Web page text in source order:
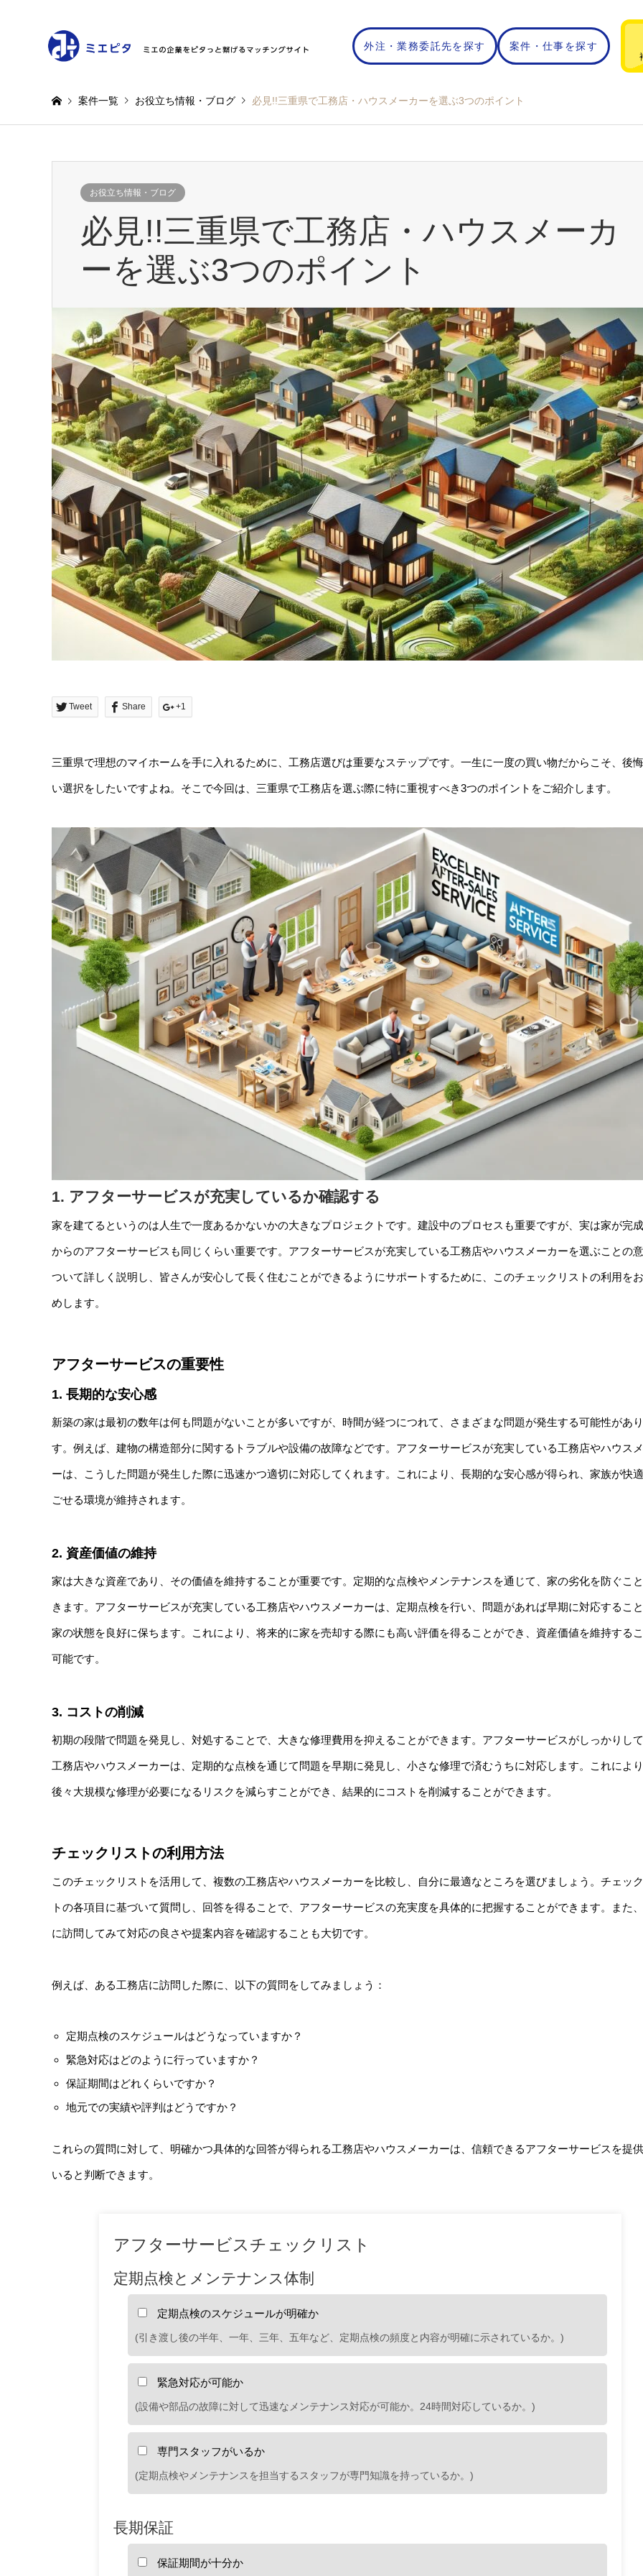
外注・業務委託先を探す 案件・仕事を探す
案件一覧 お役立ち情報・ブログ 必見!!三重県で工務店・ハウスメーカーを選ぶ3つのポイント
お役立ち情報・ブログ
必見!!三重県で工務店・ハウスメーカ
ーを選ぶ3つのポイント
Tweet Share +1
三重県で理想のマイホームを手に入れるために、工務店選びは重要なステップです。一生に一度の買い物だからこそ、後
い選択をしたいですよね。そこで今回は、三重県で工務店を選ぶ際に特に重視すべき3つのポイントをご紹介します。
1. アフターサービスが充実しているか確認する
家を建てるというのは人生で一度あるかないかの大きなプロジェクトです。建設中のプロセスも重要ですが、実は家が完
からのアフターサービスも同じくらい重要です。アフターサービスが充実している工務店やハウスメーカーを選ぶことの
ついて詳しく説明し、皆さんが安心して長く住むことができるようにサポートするために、このチェックリストの利用を
めします。
アフターサービスの重要性
1. 長期的な安心感
新築の家は最初の数年は何も問題がないことが多いですが、時間が経つにつれて、さまざまな問題が発生する可能性があ
す。例えば、建物の構造部分に関するトラブルや設備の故障などです。アフターサービスが充実している工務店やハウス
ーは、こうした問題が発生した際に迅速かつ適切に対応してくれます。これにより、長期的な安心感が得られ、家族が快
ごせる環境が維持されます。
2. 資産価値の維持
家は大きな資産であり、その価値を維持することが重要です。定期的な点検やメンテナンスを通じて、家の劣化を防ぐこ
きます。アフターサービスが充実している工務店やハウスメーカーは、定期点検を行い、問題があれば早期に対応するこ
家の状態を良好に保ちます。これにより、将来的に家を売却する際にも高い評価を得ることができ、資産価値を維持する
可能です。
3. コストの削減
初期の段階で問題を発見し、対処することで、大きな修理費用を抑えることができます。アフターサービスがしっかりし
工務店やハウスメーカーは、定期的な点検を通じて問題を早期に発見し、小さな修理で済むうちに対応します。これによ
後々大規模な修理が必要になるリスクを減らすことができ、結果的にコストを削減することができます。
チェックリストの利用方法
このチェックリストを活用して、複数の工務店やハウスメーカーを比較し、自分に最適なところを選びましょう。チェッ
トの各項目に基づいて質問し、回答を得ることで、アフターサービスの充実度を具体的に把握することができます。また
に訪問してみて対応の良さや提案内容を確認することも大切です。
例えば、ある工務店に訪問した際に、以下の質問をしてみましょう：
定期点検のスケジュールはどうなっていますか？
緊急対応はどのように行っていますか？
保証期間はどれくらいですか？
地元での実績や評判はどうですか？
これらの質問に対して、明確かつ具体的な回答が得られる工務店やハウスメーカーは、信頼できるアフターサービスを提
いると判断できます。
アフターサービスチェックリスト
定期点検とメンテナンス体制
定期点検のスケジュールが明確か
(引き渡し後の半年、一年、三年、五年など、定期点検の頻度と内容が明確に示されているか。)
緊急対応が可能か
(設備や部品の故障に対して迅速なメンテナンス対応が可能か。24時間対応しているか。)
専門スタッフがいるか
(定期点検やメンテナンスを担当するスタッフが専門知識を持っているか。)
長期保証
保証期間が十分か